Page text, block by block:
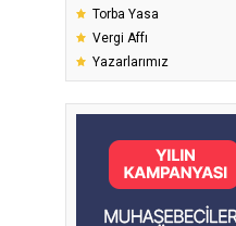
Torba Yasa
Vergi Affı
Yazarlarımız